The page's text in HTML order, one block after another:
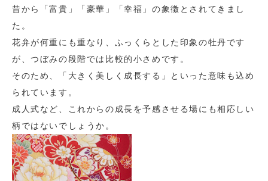
昔から「富貴」「豪華」「幸福」の象徴とされてきまし
た。
花弁が何重にも重なり、ふっくらとした印象の牡丹です
が、つぼみの段階では比較的小さめです。
そのため、「大きく美しく成長する」といった意味も込め
られています。
成人式など、これからの成長を予感させる場にも相応しい
柄ではないでしょうか。